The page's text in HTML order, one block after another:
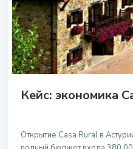
Кейс: экономика
Открытие Casa Rural в